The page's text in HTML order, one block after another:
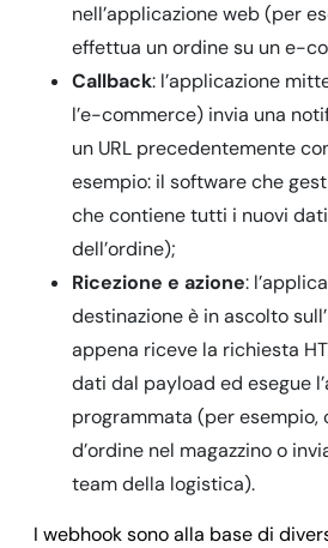
nell’applicazione web (per
effettua un ordine su un e-
Callback: l’applicazione
l’e-commerce) invia una
un URL precedentemente
esempio: il software che
che contiene tutti i nuovi
dell’ordine);
Ricezione e azione:
destinazione è in ascolto
appena riceve la richiesta
dati dal payload ed esegue
programmata (per esempio,
d’ordine nel magazzino o
team della logistica).
I webhook sono alla base di